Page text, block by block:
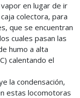
en lugar de ir
colectora, para
que se encuentran
cuales pasan las
humo a alta
calentando el
la condensación,
estas locomotoras